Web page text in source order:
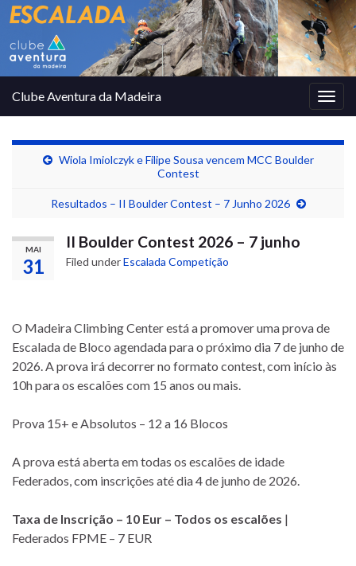
Clube Aventura da Madeira
Wiola Imiolczyk e Filipe Sousa vencem MCC Boulder
Contest
Resultados – II Boulder Contest – 7 Junho 2026
MAI
31
II Boulder Contest 2026 – 7 junho
Filed underEscalada Competição
O Madeira Climbing Center está a promover uma prova de
Escalada de Bloco agendada para o próximo dia 7 de junho de
2026. A prova irá decorrer no formato contest, com início às
10h para os escalões com 15 anos ou mais.
Prova 15+ e Absolutos – 12 a 16 Blocos
A prova está aberta em todas os escalões de idade
Federados, com inscrições até dia 4 de junho de 2026.
Taxa de Inscrição – 10 Eur – Todos os escalões |
Federados FPME – 7 EUR